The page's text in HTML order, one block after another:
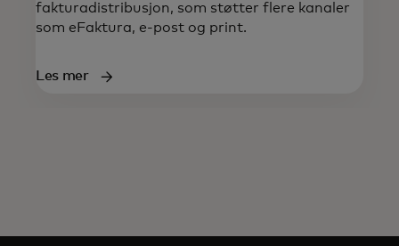
fakturadistribusjon, som støtter flere kanaler
som eFaktura, e-post og print.
Les mer